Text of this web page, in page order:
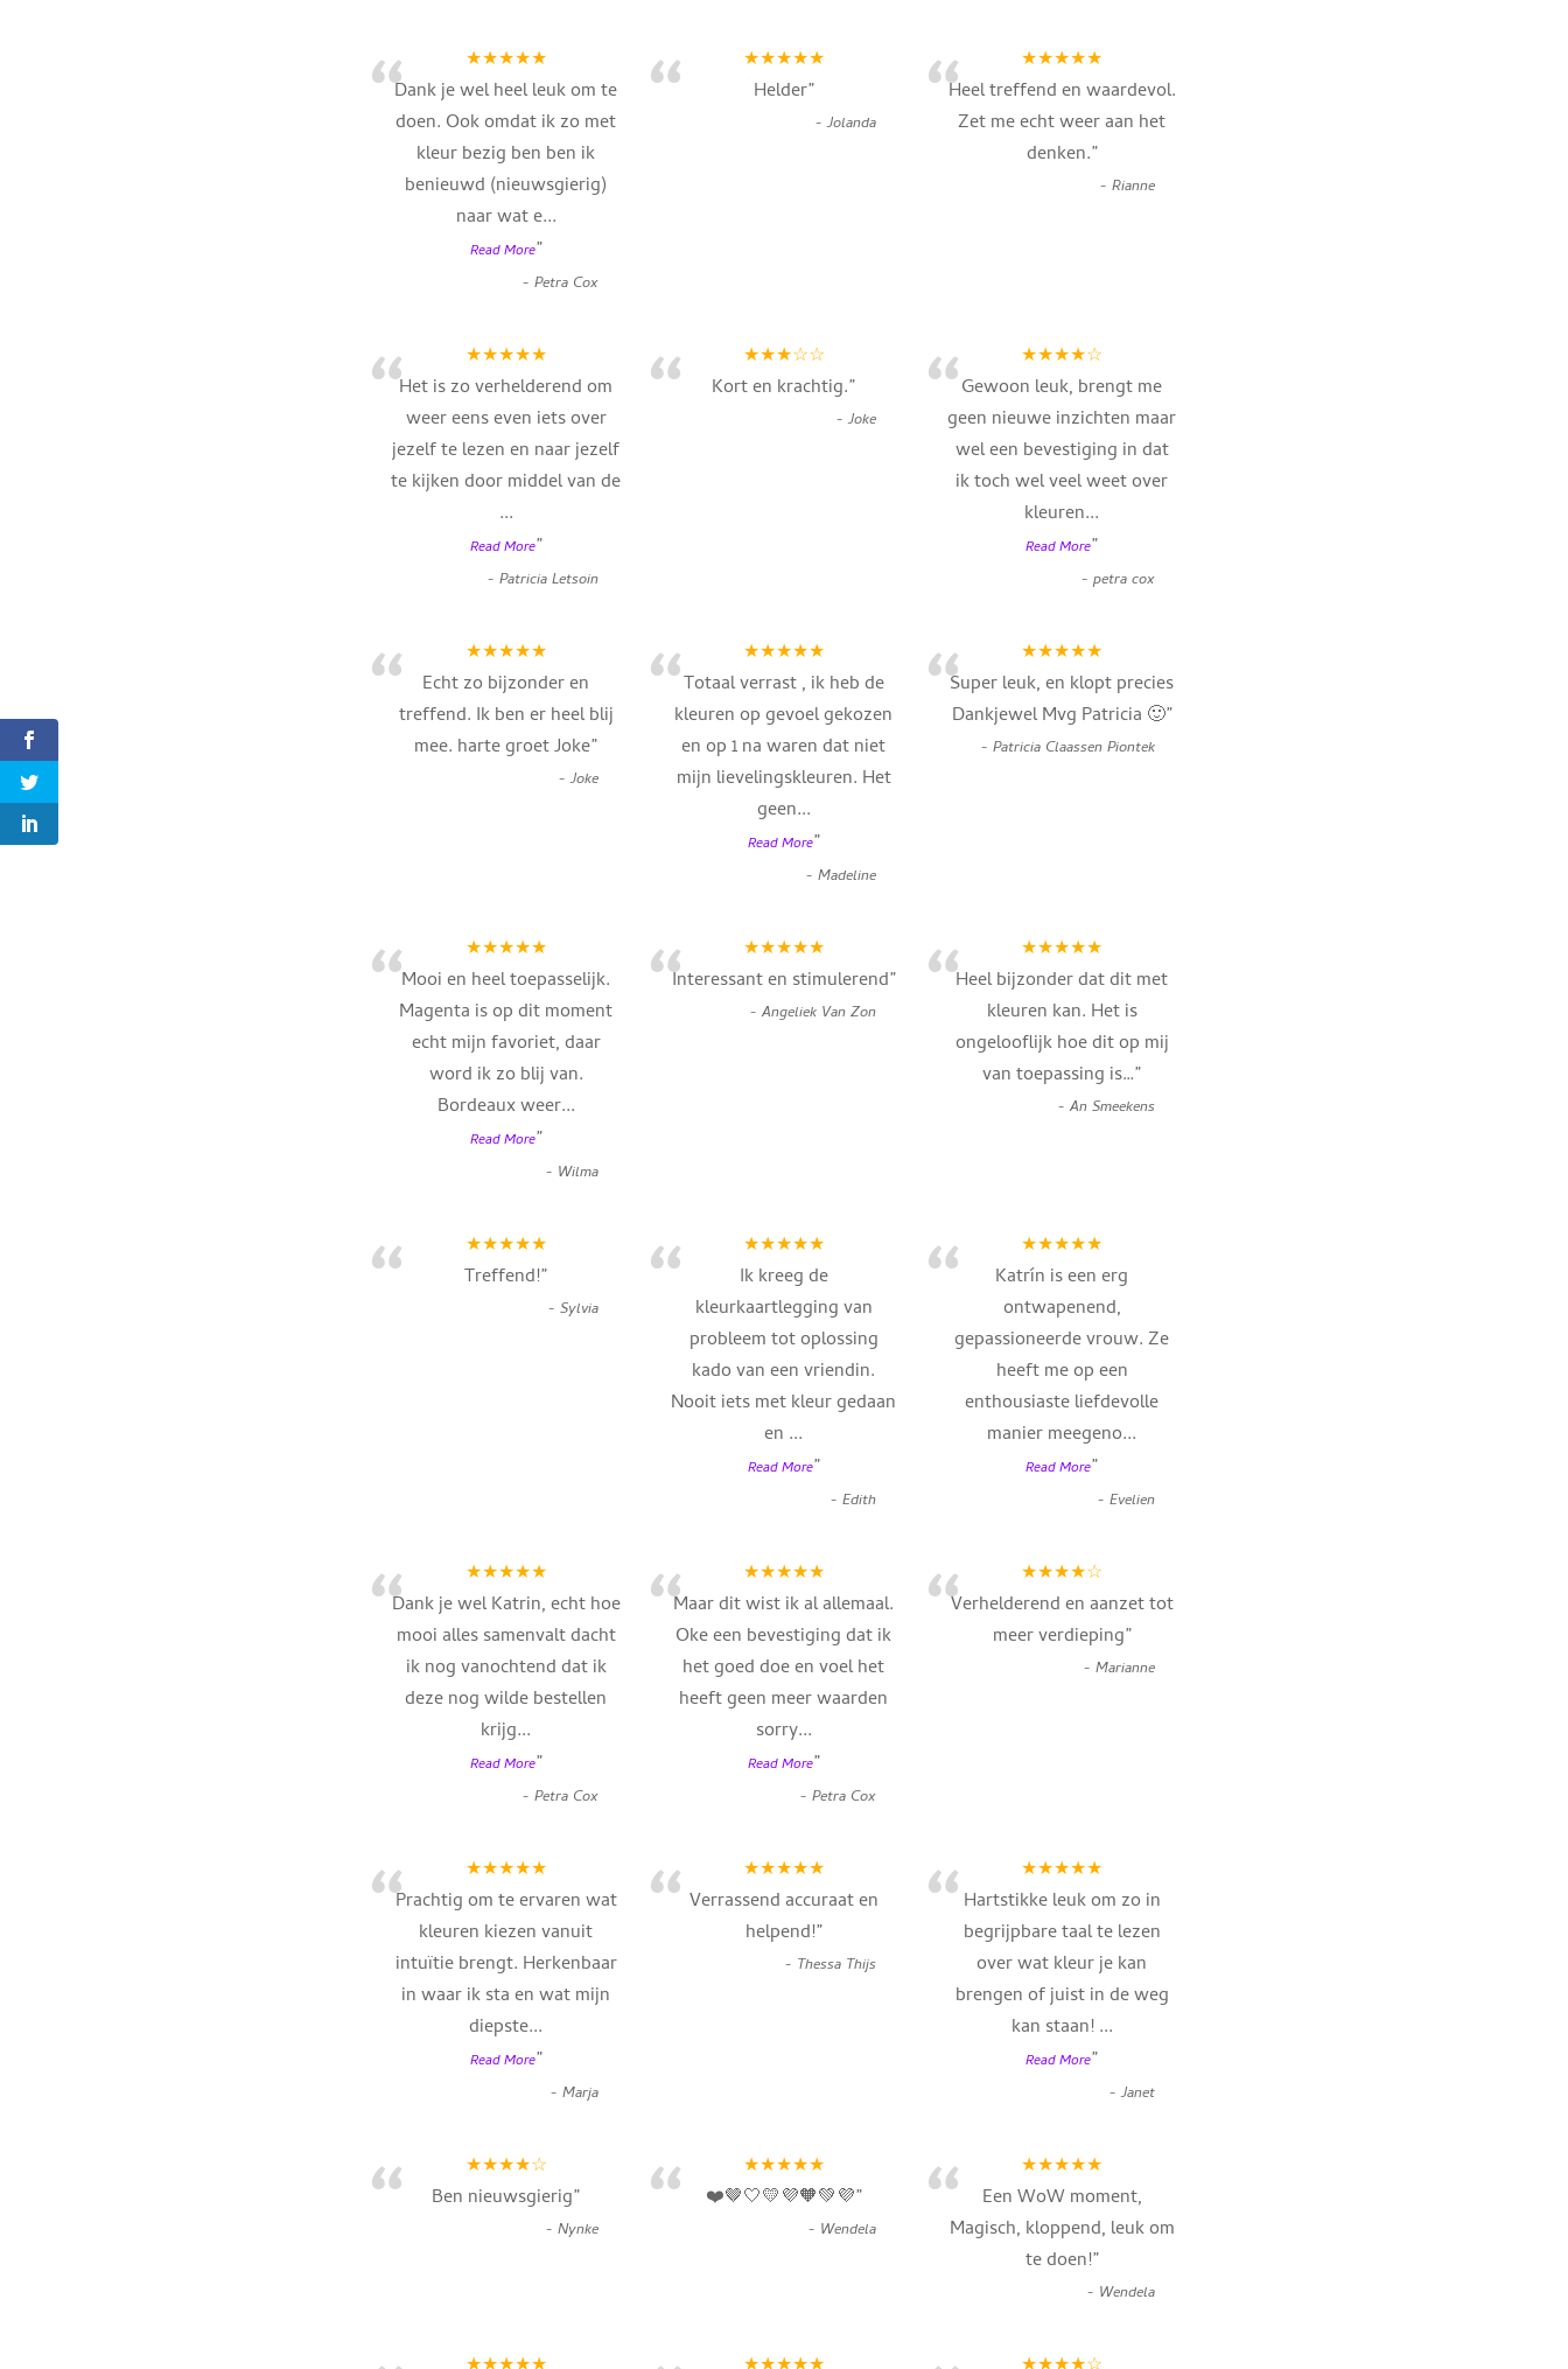
★★★★★
“Dank je wel heel leuk om te
doen. Ook omdat ik zo met
kleur bezig ben ben ik
benieuwd (nieuwsgierig)
naar wat e...
Read More”
- Petra Cox
★★★★★
“ Helder”
-Jolanda
★★★★★
“Heel treffend en waardevol.
Zet me echt weer aan het
denken.”
- Rianne
★★★★★
“Het is zo verhelderend om
weer eens even iets over
jezelf te lezen en naar jezelf
te kijken door middel van de
...
Read More”
- Patricia Letsoin
★★★☆☆
“ Kort en krachtig.”
-Joke
★★★★☆
“Gewoon leuk, brengt me
geen nieuwe inzichten maar
wel een bevestiging in dat
ik toch wel veel weet over
kleuren...
Read More”
-petra cox
★★★★★
“ Echt zo bijzonder en
treffend. Ik ben er heel blij
mee. harte groet Joke”
-Joke
★★★★★
“Totaal verrast , ik heb de
kleuren op gevoel gekozen
en op 1 na waren dat niet
mijn lievelingskleuren. Het
geen...
Read More”
-Madeline
★★★★★
“Super leuk, en klopt precies
Dankjewel Mvg Patricia 🙂”
- Patricia Claassen Piontek
★★★★★
“Mooi en heel toepasselijk.
Magenta is op dit moment
echt mijn favoriet, daar
word ik zo blij van.
Bordeaux weer...
Read More”
- Wilma
★★★★★
“Interessant en stimulerend”
-Angeliek Van Zon
★★★★★
“Heel bijzonder dat dit met
kleuren kan. Het is
ongelooflijk hoe dit op mij
van toepassing is…”
- An Smeekens
★★★★★
“ Treffend!”
- Sylvia
★★★★★
“
Ik kreeg de
kleurkaartlegging van
probleem tot oplossing
kado van een vriendin.
Nooit iets met kleur gedaan
en ...
Read More”
-Edith
★★★★★
“
Katrín is een erg
ontwapenend,
gepassioneerde vrouw. Ze
heeft me op een
enthousiaste liefdevolle
manier meegeno...
Read More”
- Evelien
★★★★★
“Dank je wel Katrin, echt hoe
mooi alles samenvalt dacht
ik nog vanochtend dat ik
deze nog wilde bestellen
krijg...
Read More”
- Petra Cox
★★★★★
“Maar dit wist ik al allemaal.
Oke een bevestiging dat ik
het goed doe en voel het
heeft geen meer waarden
sorry...
Read More”
-Petra Cox
★★★★☆
“Verhelderend en aanzet tot
meer verdieping”
- Marianne
★★★★★
“Prachtig om te ervaren wat
kleuren kiezen vanuit
intuïtie brengt. Herkenbaar
in waar ik sta en wat mijn
diepste...
Read More”
- Marja
★★★★★
“ Verrassend accuraat en
helpend!”
- Thessa Thijs
★★★★★
“Hartstikke leuk om zo in
begrijpbare taal te lezen
over wat kleur je kan
brengen of juist in de weg
kan staan!...
Read More”
-Janet
★★★★☆
“ Ben nieuwsgierig”
- Nynke
★★★★★
“ ❤️🤎🤍💛💜🧡💚💜”
- Wendela
★★★★★
“ Een WoW moment,
Magisch, kloppend, leuk om
te doen!”
- Wendela